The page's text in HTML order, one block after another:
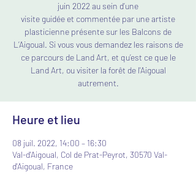
juin 2022 au sein d’une
visite guidée et commentée par une artiste
plasticienne présente sur les Balcons de
L’Aigoual. Si vous vous demandez les raisons de
ce parcours de Land Art, et qu’est ce que le
Land Art, ou visiter la forêt de l'Aigoual
autrement.
Heure et lieu
08 juil. 2022, 14:00 – 16:30
Val-d'Aigoual, Col de Prat-Peyrot, 30570 Val-
d'Aigoual, France